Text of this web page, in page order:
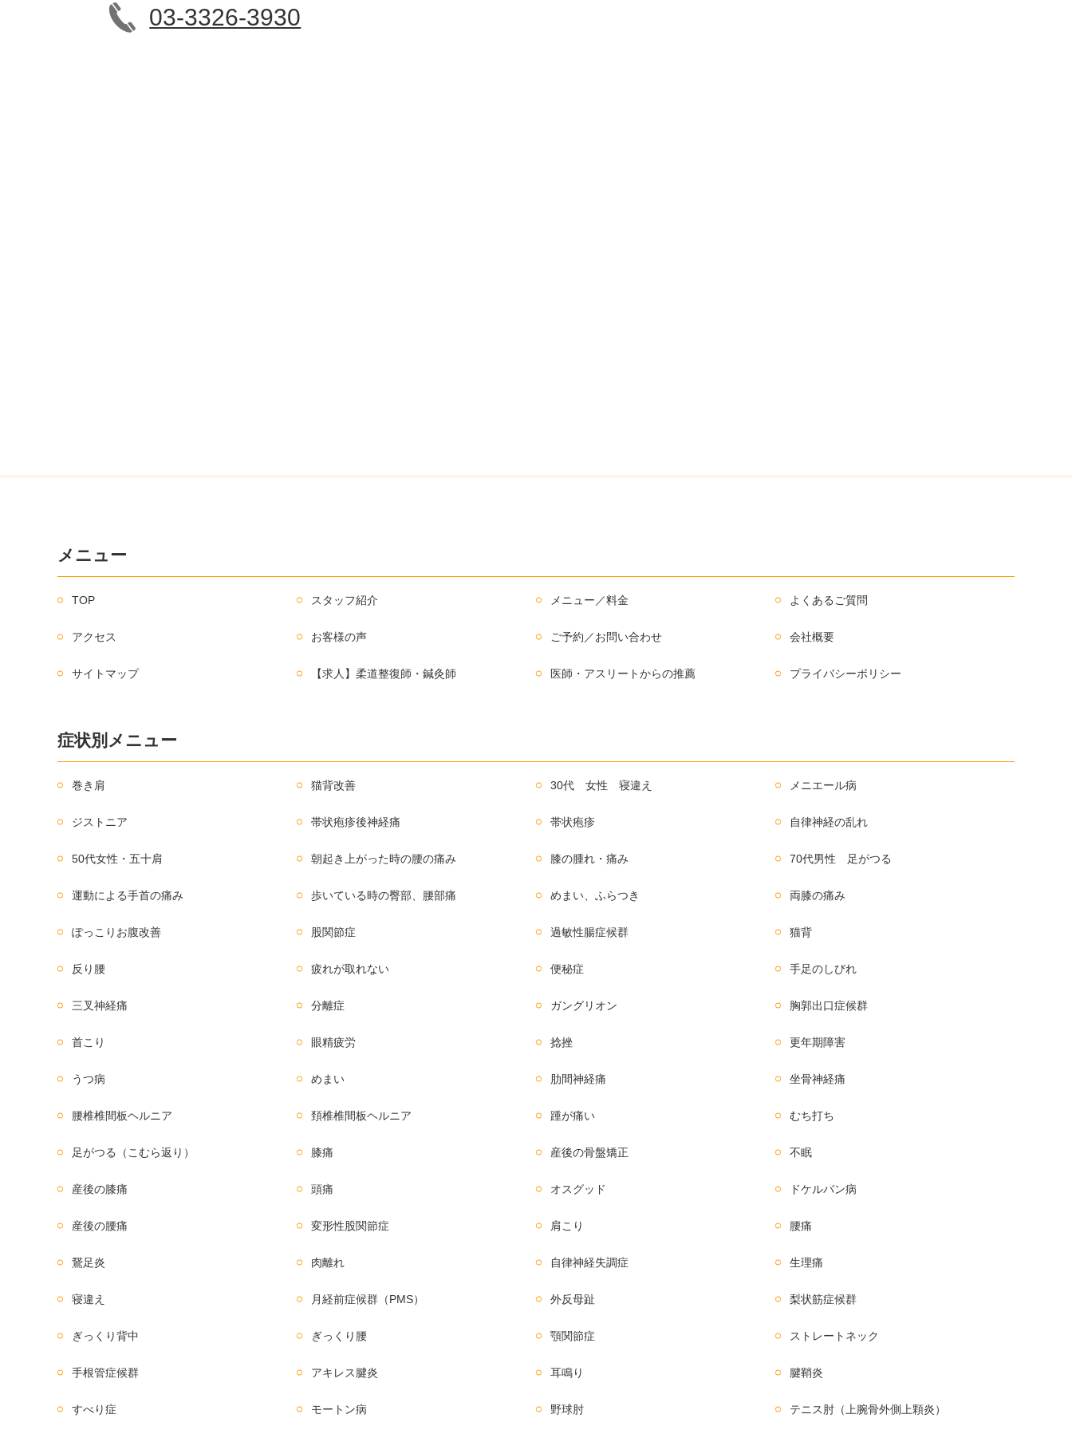
03-3326-3930
メニュー
TOP スタッフ紹介 メニュー／料金 よくあるご質問
アクセス お客様の声 ご予約／お問い合わせ 会社概要
サイトマップ 【求人】柔道整復師・鍼灸師 医師・アスリートからの推薦 プライバシーポリシー
症状別メニュー
巻き肩 猫背改善 30代 女性 寝違え メニエール病
ジストニア 帯状疱疹後神経痛 帯状疱疹 自律神経の乱れ
50代女性・五十肩 朝起き上がった時の腰の痛み 膝の腫れ・痛み 70代男性 足がつる
運動による手首の痛み 歩いている時の臀部、腰部痛 めまい、ふらつき 両膝の痛み
ぽっこりお腹改善 股関節症 過敏性腸症候群 猫背
反り腰 疲れが取れない 便秘症 手足のしびれ
三叉神経痛 分離症 ガングリオン 胸郭出口症候群
首こり 眼精疲労 捻挫 更年期障害
うつ病 めまい 肋間神経痛 坐骨神経痛
腰椎椎間板ヘルニア 頚椎椎間板ヘルニア 踵が痛い むち打ち
足がつる（こむら返り） 膝痛 産後の骨盤矯正 不眠
産後の膝痛 頭痛 オスグッド ドケルバン病
産後の腰痛 変形性股関節症 肩こり 腰痛
鵞足炎 肉離れ 自律神経失調症 生理痛
寝違え 月経前症候群（PMS） 外反母趾 梨状筋症候群
ぎっくり背中 ぎっくり腰 顎関節症 ストレートネック
手根管症候群 アキレス腱炎 耳鳴り 腱鞘炎
すべり症 モートン病 野球肘 テニス肘（上腕骨外側上顆炎）